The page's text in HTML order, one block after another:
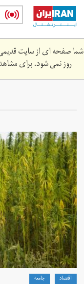
Skip
main
content
شما صفحه ای از سایت قدیمی
روز نمی شود. برای
اقتصاد جامعه